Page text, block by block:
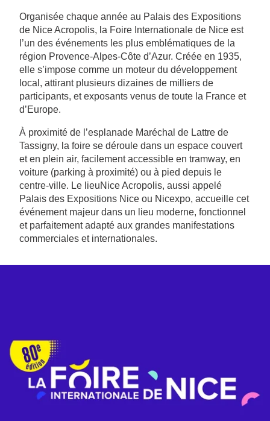
Organisée chaque année au Palais des Expositions
de Nice Acropolis, la Foire Internationale de Nice est
l’un des événements les plus emblématiques de la
région Provence-Alpes-Côte d’Azur. Créée en 1935,
elle s’impose comme un moteur du développement
local, attirant plusieurs dizaines de milliers de
participants, et exposants venus de toute la France et
d’Europe.
À proximité de l’esplanade Maréchal de Lattre de
Tassigny, la foire se déroule dans un espace couvert
et en plein air, facilement accessible en tramway, en
voiture (parking à proximité) ou à pied depuis le
centre-ville. Le lieuNice Acropolis, aussi appelé
Palais des Expositions Nice ou Nicexpo, accueille cet
événement majeur dans un lieu moderne, fonctionnel
et parfaitement adapté aux grandes manifestations
commerciales et internationales.